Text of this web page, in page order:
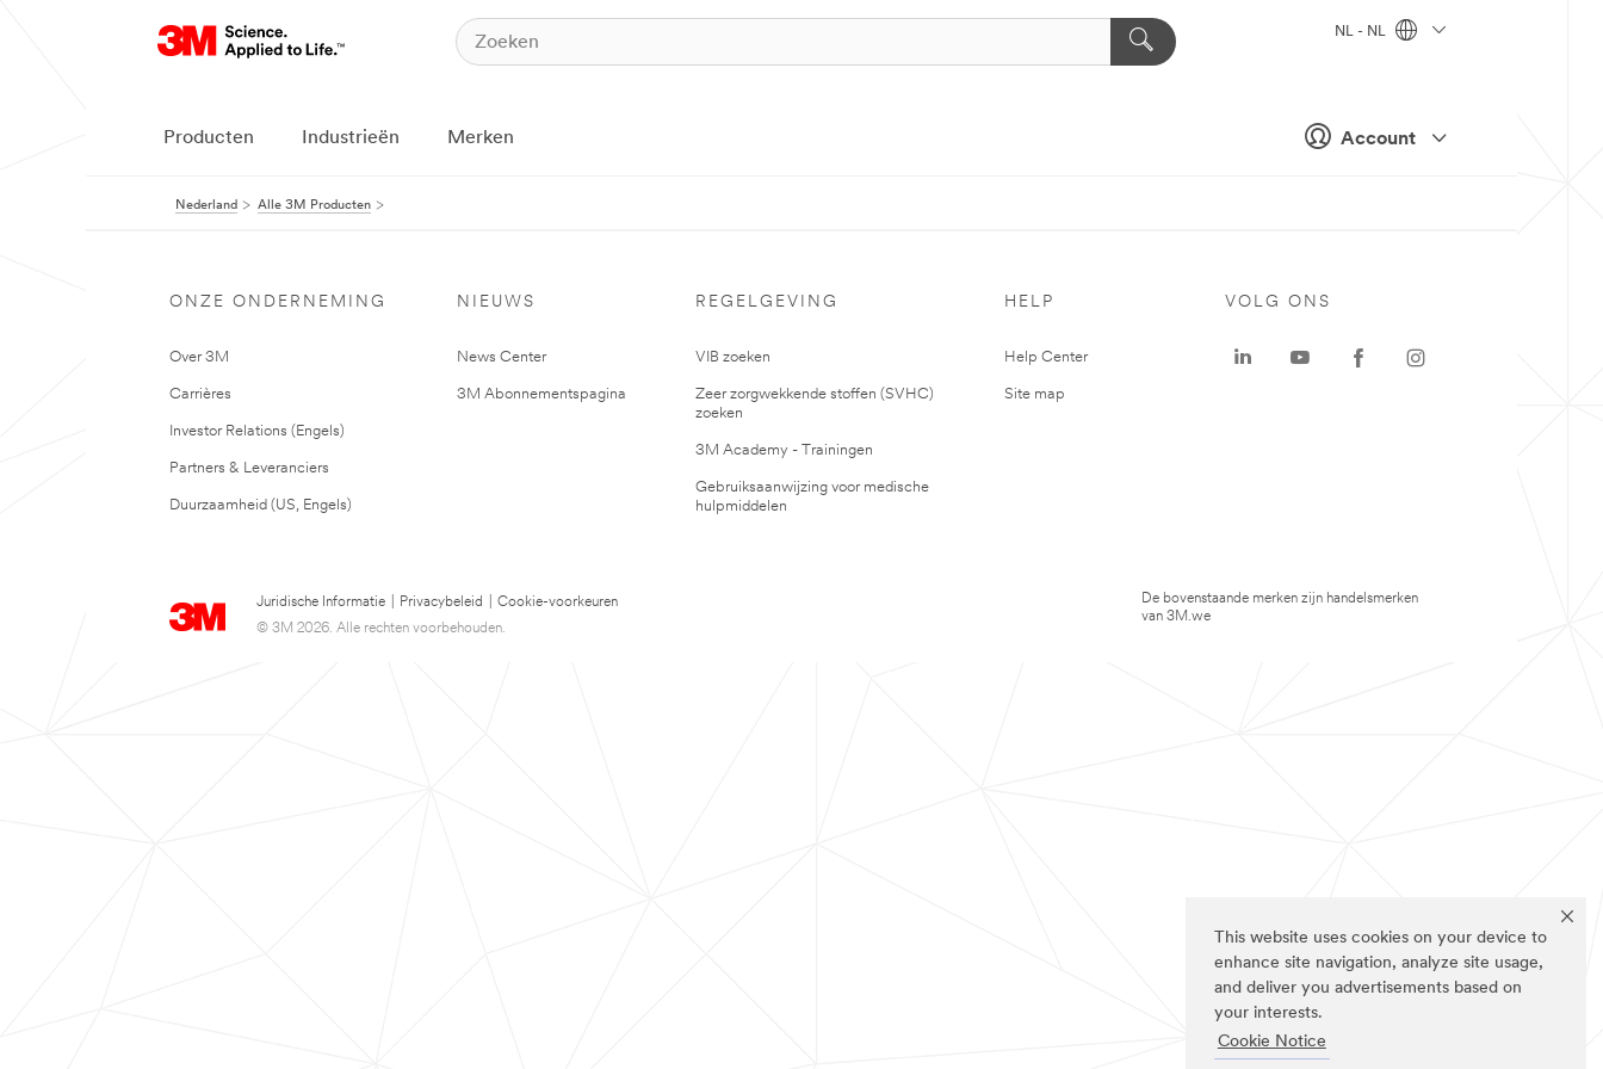
This website uses cookies on your device to
enhance site navigation, analyze site usage,
and deliver you advertisements based on
your interests.
Cookie Notice
Account
NL - NL
Producten Industrieën Merken
Nederland Alle 3M Producten
ONZE ONDERNEMING
Over 3M
Carrières
Investor Relations (Engels)
Partners & Leveranciers
Duurzaamheid (US, Engels)
NIEUWS
News Center
3M Abonnementspagina
REGELGEVING
VIB zoeken
Zeer zorgwekkende stoffen (SVHC)
zoeken
3M Academy - Trainingen
Gebruiksaanwijzing voor medische
hulpmiddelen
HELP
Help Center
Site map
Juridische Informatie Privacybeleid
Cookie-voorkeuren
© 3M 2026. Alle rechten voorbehouden.
VOLG ONS
De bovenstaande merken zijn handelsmerken
van 3M.we